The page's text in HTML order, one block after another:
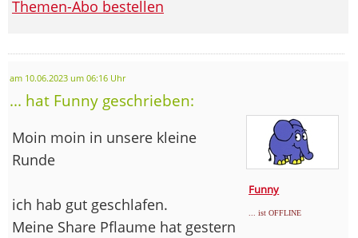
Themen-Abo bestellen
am 10.06.2023 um 06:16 Uhr
... hat Funny geschrieben:
Funny
... ist OFFLINE
Moin moin in unsere kleine
Runde
ich hab gut geschlafen.
Meine Share Pflaume hat gestern